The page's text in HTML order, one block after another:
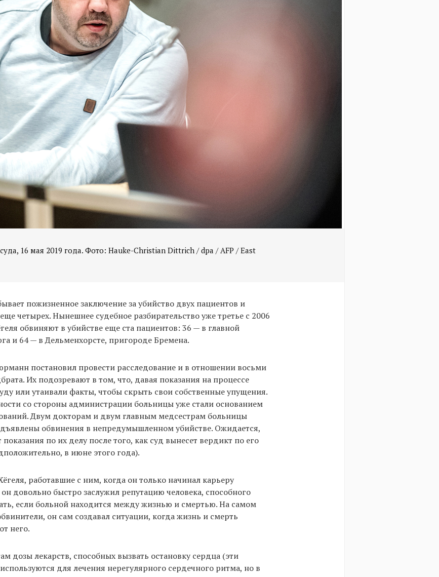
16 мая 2019 года. Фото: Hauke-Christian Dittrich / dpa / AFP / East
пожизненное заключение за убийство двух пациентов и
четырех. Нынешнее судебное разбирательство уже третье с 2006
обвиняют в убийстве еще ста пациентов: 36 — в главной
и 64 — в Дельменхорсте, пригороде Бремена.
постановил провести расследование и в отношении восьми
Их подозревают в том, что, давая показания на процессе
или утаивали факты, чтобы скрыть свои собственные упущения.
со стороны администрации больницы уже стали основанием
Двум докторам и двум главным медсестрам больницы
обвинения в непредумышленном убийстве. Ожидается,
показания по их делу после того, как суд вынесет вердикт по его
в июне этого года).
работавшие с ним, когда он только начинал карьеру
довольно быстро заслужил репутацию человека, способного
если больной находится между жизнью и смертью. На самом
он сам создавал ситуации, когда жизнь и смерть
него.
дозы лекарств, способных вызвать остановку сердца (эти
для лечения нерегулярного сердечного ритма, но в